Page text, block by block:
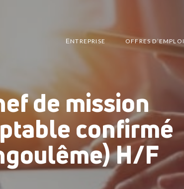
ЕNTREPRISE OFFRES D’EMPLOI
de mission
confirmé
H/F